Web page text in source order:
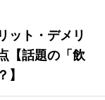
ット・デメリ
【話題の「飲
】